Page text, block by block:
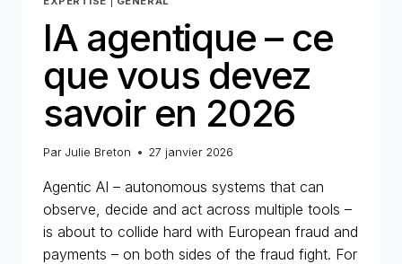
IA agentique – ce
que vous devez
savoir en 2026
Par Julie Breton 27 janvier 2026
Agentic AI – autonomous systems that can
observe, decide and act across multiple tools –
is about to collide hard with European fraud and
payments – on both sides of the fraud fight. For